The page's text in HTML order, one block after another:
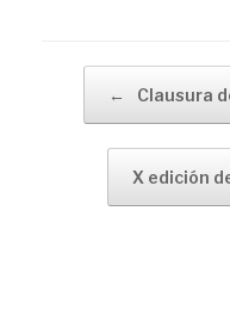
← Clausura
X edición